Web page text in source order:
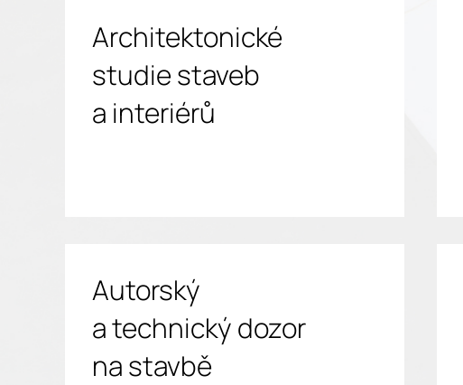
Architektonické
studie staveb
a interiérů
Autorský
a technický dozor
na stavbě